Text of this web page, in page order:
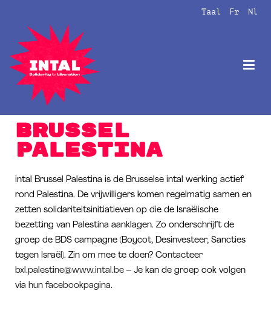
Taal Fr Nl
Intal
Globalize Solidarity!
Brussel
Palestina
intal Brussel Palestina is de Brusselse intal werking actief
rond Palestina. De vrijwilligers komen regelmatig samen en
zetten solidariteitsinitiatieven op die de Israëlische
bezetting van Palestina aanklagen. Zo onderschrijft de
groep de BDS campagne (Boycot, Desinvesteer, Sancties
tegen Israël). Zin om mee te doen? Contacteer
bxl.palestine@www.intal.be – Je kan de groep ook volgen
via hun facebookpagina.